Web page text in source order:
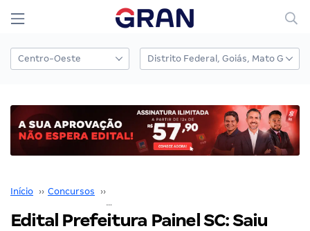
Início ›› Concursos ››
Edital Prefeitura Painel SC: Saiu